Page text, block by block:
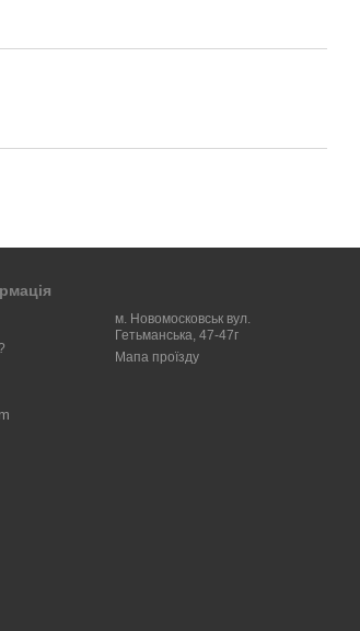
м. Новомосковськ вул.
Гетьманська, 47-47г
Мапа проїзду